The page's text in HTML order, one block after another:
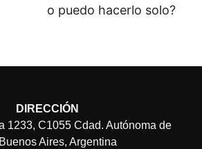
o puedo hacerlo solo?
DIRECCIÓN
1233, C1055 Cdad. Autónoma de
Buenos Aires, Argentina